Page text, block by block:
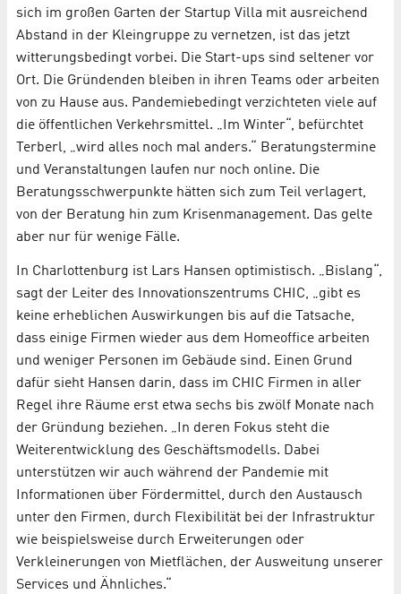
sich im großen Garten der Startup Villa mit ausreichend
Abstand in der Kleingruppe zu vernetzen, ist das jetzt
witterungsbedingt vorbei. Die Start-ups sind seltener vor
Ort. Die Gründenden bleiben in ihren Teams oder arbeiten
von zu Hause aus. Pandemiebedingt verzichteten viele auf
die öffentlichen Verkehrsmittel. „Im Winter“, befürchtet
Terberl, „wird alles noch mal anders.“ Beratungstermine
und Veranstaltungen laufen nur noch online. Die
Beratungsschwerpunkte hätten sich zum Teil verlagert,
von der Beratung hin zum Krisenmanagement. Das gelte
aber nur für wenige Fälle.
In Charlottenburg ist Lars Hansen optimistisch. „Bislang“,
sagt der Leiter des Innovationszentrums CHIC, „gibt es
keine erheblichen Auswirkungen bis auf die Tatsache,
dass einige Firmen wieder aus dem Homeoffice arbeiten
und weniger Personen im Gebäude sind. Einen Grund
dafür sieht Hansen darin, dass im CHIC Firmen in aller
Regel ihre Räume erst etwa sechs bis zwölf Monate nach
der Gründung beziehen. „In deren Fokus steht die
Weiterentwicklung des Geschäftsmodells. Dabei
unterstützen wir auch während der Pandemie mit
Informationen über Fördermittel, durch den Austausch
unter den Firmen, durch Flexibilität bei der Infrastruktur
wie beispielsweise durch Erweiterungen oder
Verkleinerungen von Mietflächen, der Ausweitung unserer
Services und Ähnliches.“